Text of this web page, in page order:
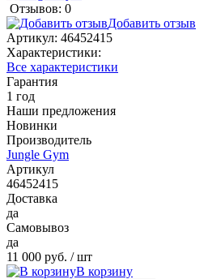
Отзывов: 0
Добавить отзыв
Артикул: 46452415
Характеристики:
Все характеристики
Гарантия
1 год
Наши предложения
Новинки
Производитель
Jungle Gym
Артикул
46452415
Доставка
да
Самовывоз
да
11 000 руб. / шт
В корзину